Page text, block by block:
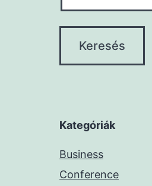
Kategóriák
Business
Conference